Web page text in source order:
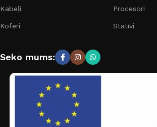
Kabeļi
Koferi
Procesori
Statīvi
Seko mums: